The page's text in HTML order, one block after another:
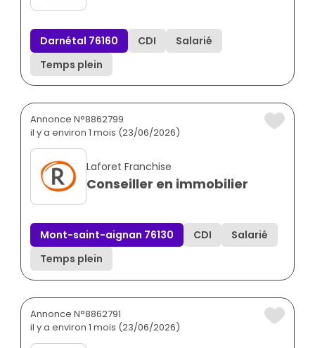
Darnétal 76160 CDI
Salarié
Temps plein
Annonce N°8862799
il y a environ 1 mois (23/06/2026)
Laforet Franchise
Conseiller en immobilier
Mont-saint-aignan 76130 CDI
Salarié
Temps plein
Annonce N°8862791
il y a environ 1 mois (23/06/2026)